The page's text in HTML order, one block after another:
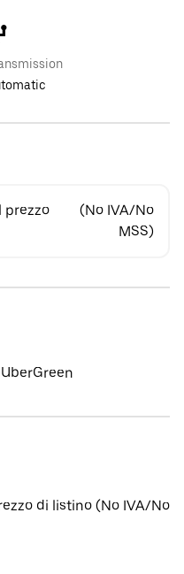
prezzo
(No IVA/No
MSS)
di listino (No IVA/No